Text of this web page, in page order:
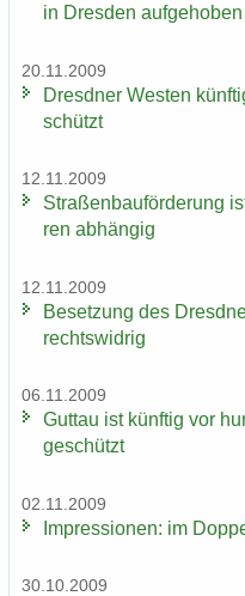
in Dres­den auf­ge­ho­ben
20.11.2009
Dresd­ner Wes­ten
schützt
12.11.2009
Stra­ßen­bau­för­de­rung
ren ab­hän­gig
12.11.2009
Be­set­zung des
rechts­wid­rig
06.11.2009
Gut­tau ist künf­tig vor
ge­schützt
02.11.2009
Im­pres­sio­nen: im
30.10.2009